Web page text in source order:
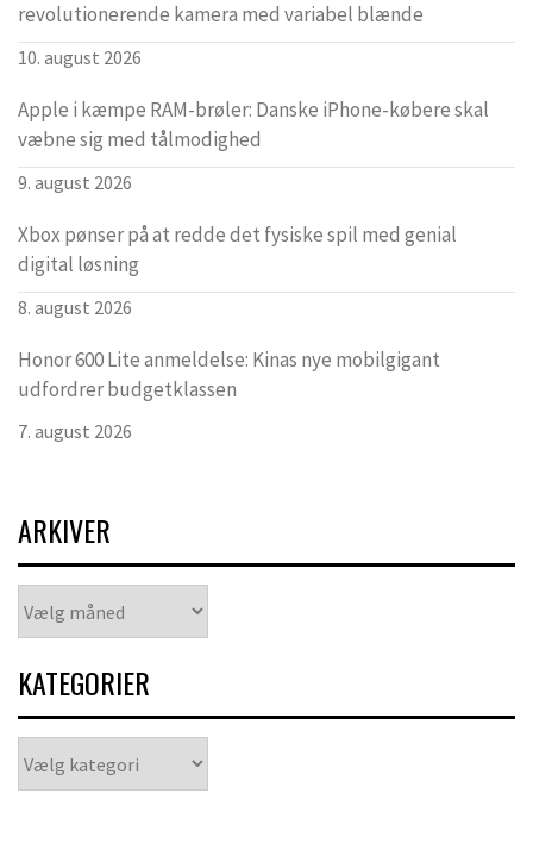
revolutionerende kamera med variabel blænde
10. august 2026
Apple i kæmpe RAM-brøler: Danske iPhone-købere skal
væbne sig med tålmodighed
9. august 2026
Xbox pønser på at redde det fysiske spil med genial
digital løsning
8. august 2026
Honor 600 Lite anmeldelse: Kinas nye mobilgigant
udfordrer budgetklassen
7. august 2026
ARKIVER
KATEGORIER